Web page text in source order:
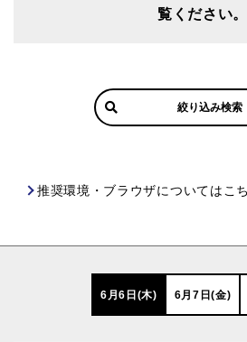
覧ください。
絞り込み検索
推奨環境・ブラウザについてはこ
6月6日(木) 6月7日(金)